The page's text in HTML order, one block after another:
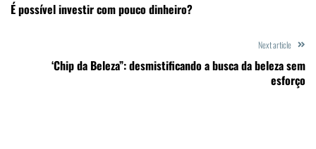
É possível investir com pouco dinheiro?
Next article
‘Chip da Beleza”: desmistificando a busca da beleza sem
esforço